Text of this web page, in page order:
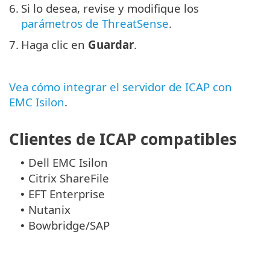
6. Si lo desea, revise y modifique los
parámetros de ThreatSense.
7. Haga clic en Guardar.
Vea cómo integrar el servidor de ICAP con
EMC Isilon.
Clientes de ICAP compatibles
• Dell EMC Isilon
• Citrix ShareFile
• EFT Enterprise
• Nutanix
• Bowbridge/SAP